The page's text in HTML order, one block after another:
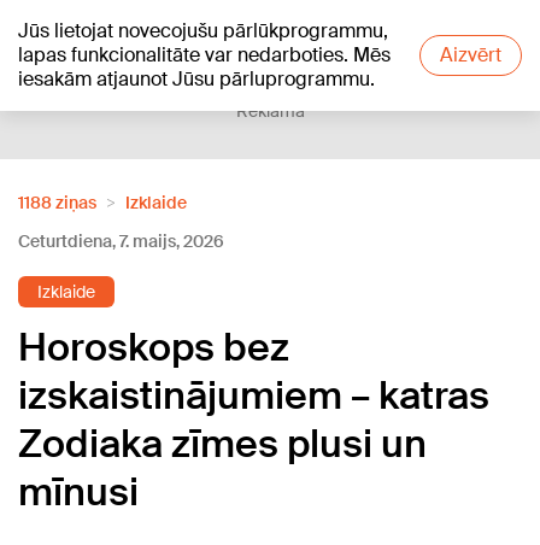
Jūs lietojat novecojušu pārlūkprogrammu,
lapas funkcionalitāte var nedarboties. Mēs
iesakām atjaunot Jūsu pārluprogrammu.
Aizvērt
+13°C
Reklāma
1188 ziņas
Izklaide
Ceturtdiena, 7. maijs, 2026
Izklaide
Horoskops bez
izskaistinājumiem – katras
Zodiaka zīmes plusi un
mīnusi